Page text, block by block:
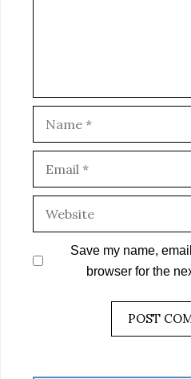
Save my name,
browser for the